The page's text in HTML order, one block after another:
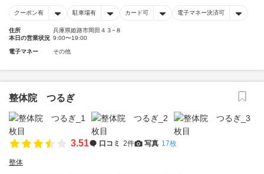
クーポン有 駐車場有 カード可 電子マネー決済可
住所
兵庫県姫路市岡田４３−８
本日の営業状況 9:00〜19:00
電子マネー その他
整体院 つるぎ
3.51 口コミ 2件 写真 17枚
整体